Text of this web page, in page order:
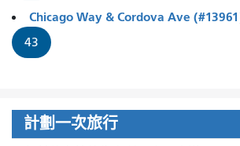
Chicago Way & Cordova Ave
43
計劃一次旅行